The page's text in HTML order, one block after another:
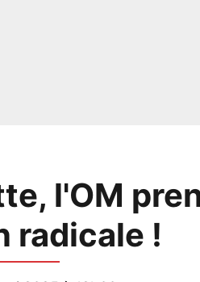
l'OM
radicale !